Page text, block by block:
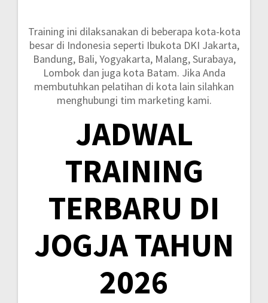
Training ini dilaksanakan di beberapa kota-kota
besar di Indonesia seperti Ibukota DKI Jakarta,
Bandung, Bali, Yogyakarta, Malang, Surabaya,
Lombok dan juga kota Batam. Jika Anda
membutuhkan pelatihan di kota lain silahkan
menghubungi tim marketing kami.
JADWAL
TRAINING
TERBARU DI
JOGJA TAHUN
2026